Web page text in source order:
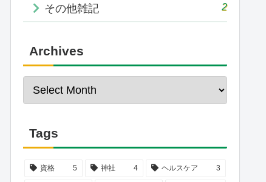
その他雑記 2
Archives
Tags
資格 5 神社 4 ヘルスケア 3